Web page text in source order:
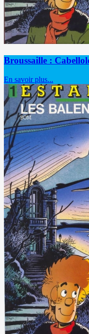
Broussaille :
En savoir plus...